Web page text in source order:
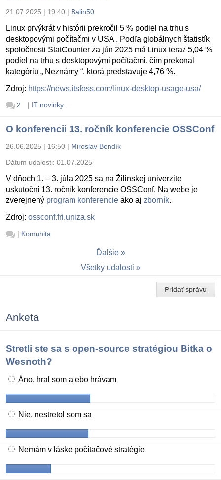
21.07.2025 | 19:40 | Balin50
Linux prvýkrát v histórii prekročil 5 % podiel na trhu s
desktopovými počítačmi v USA . Podľa globálnych štatistík
spoločnosti StatCounter za jún 2025 má Linux teraz 5,04 %
podiel na trhu s desktopovými počítačmi, čím prekonal
kategóriu „ Neznámy “, ktorá predstavuje 4,76 %.
Zdroj: https://news.itsfoss.com/linux-desktop-usage-usa/
2 | IT novinky
O konferencii 13. ročník konferencie OSSConf
26.06.2025 | 16:50 | Miroslav Bendík
Dátum udalosti: 01.07.2025
V dňoch 1. – 3. júla 2025 sa na Žilinskej univerzite
uskutoční 13. ročník konferencie OSSConf. Na webe je
zverejnený program konferencie ako aj zborník.
Zdroj: ossconf.fri.uniza.sk
| Komunita
Ďalšie
Všetky udalosti
Pridať správu
Anketa
Stretli ste sa s open-source stratégiou Bitka o
Wesnoth?
Áno, hral som alebo hrávam
Nie, nestretol som sa
Nemám v láske počítačové stratégie